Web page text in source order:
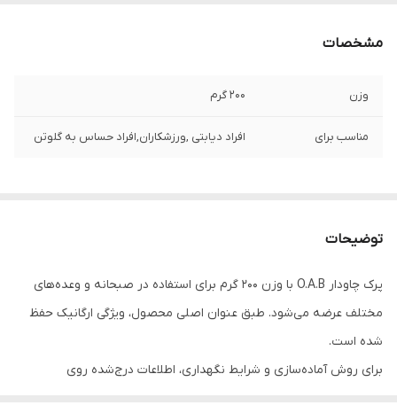
مشخصات
وزن 200 گرم
مناسب برای افراد دیابتی ,ورزشکاران,افراد حساس به گلوتن
توضیحات
پرک چاودار O.A.B با وزن 200 گرم برای استفاده در صبحانه و وعده‌های
مختلف عرضه می‌شود. طبق عنوان اصلی محصول، ویژگی ارگانیک حفظ
شده است.
برای روش آماده‌سازی و شرایط نگهداری، اطلاعات درج‌شده روی